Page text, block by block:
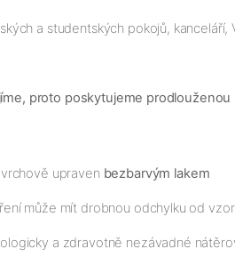
a studentských pokojů, kanceláří,
proto poskytujeme prodlouženou
upraven bezbarvým lakem
může mít drobnou odchylku od
a zdravotně nezávadné